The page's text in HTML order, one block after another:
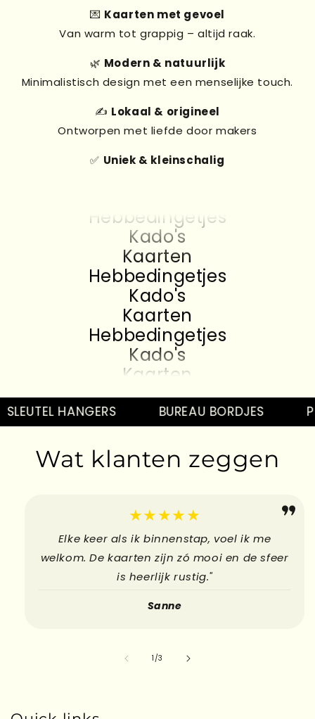
💌 Kaarten met gevoel
Van warm tot grappig – altijd raak.
🌿 Modern & natuurlijk
Minimalistisch design met een menselijke touch.
✍️ Lokaal & origineel
Ontworpen met liefde door makers
✅ Uniek & kleinschalig
Hebbedingetjes
Kado's
Kaarten
Hebbedingetjes
Kado's
Kaarten
Hebbedingetjes
Kado's
Kaarten
Kado's
Kaarten
Hebbedingetjes
Kado's
Hebbedingetjes
HANGERS BUREAU BORDJES
Wat klanten zeggen
★★★★★
Elke keer als ik binnenstap, voel ik me
welkom. De kaarten zijn zó mooi en de sfeer
is heerlijk rustig."
Sanne
1/su
3